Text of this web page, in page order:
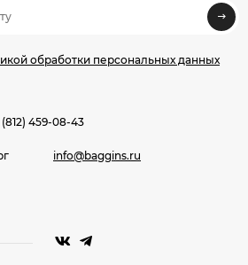
обработки персональных данных
459-08-43
info@baggins.ru